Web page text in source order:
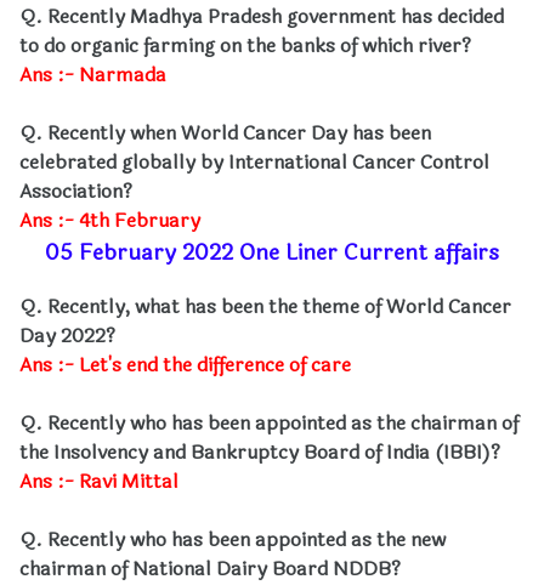
Q. Recently Madhya Pradesh government has decided
to do organic farming on the banks of which river?
Ans :- Narmada
Q. Recently when World Cancer Day has been
celebrated globally by International Cancer Control
Association?
Ans :- 4th February
05 February 2022 One Liner Current affairs
Q. Recently, what has been the theme of World Cancer
Day 2022?
Ans :- Let's end the difference of care
Q. Recently who has been appointed as the chairman of
the Insolvency and Bankruptcy Board of India (IBBI)?
Ans :- Ravi Mittal
Q. Recently who has been appointed as the new
chairman of National Dairy Board NDDB?